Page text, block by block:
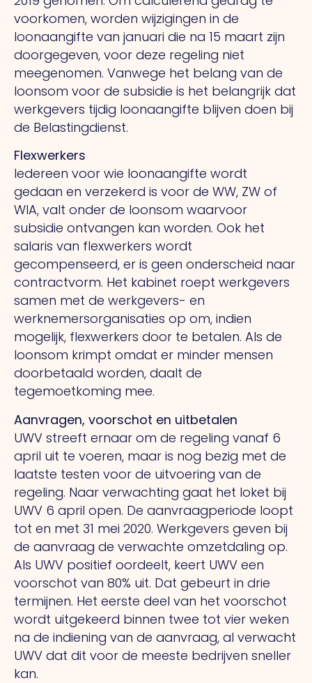
voorkomen, worden wijzigingen in de
loonaangifte van januari die na 15 maart zijn
doorgegeven, voor deze regeling niet
meegenomen. Vanwege het belang van de
loonsom voor de subsidie is het belangrijk dat
werkgevers tijdig loonaangifte blijven doen bij
de Belastingdienst.
Flexwerkers
Iedereen voor wie loonaangifte wordt
gedaan en verzekerd is voor de WW, ZW of
WIA, valt onder de loonsom waarvoor
subsidie ontvangen kan worden. Ook het
salaris van flexwerkers wordt
gecompenseerd, er is geen onderscheid naar
contractvorm. Het kabinet roept werkgevers
samen met de werkgevers- en
werknemersorganisaties op om, indien
mogelijk, flexwerkers door te betalen. Als de
loonsom krimpt omdat er minder mensen
doorbetaald worden, daalt de
tegemoetkoming mee.
Aanvragen, voorschot en uitbetalen
UWV streeft ernaar om de regeling vanaf 6
april uit te voeren, maar is nog bezig met de
laatste testen voor de uitvoering van de
regeling. Naar verwachting gaat het loket bij
UWV 6 april open. De aanvraagperiode loopt
tot en met 31 mei 2020. Werkgevers geven bij
de aanvraag de verwachte omzetdaling op.
Als UWV positief oordeelt, keert UWV een
voorschot van 80% uit. Dat gebeurt in drie
termijnen. Het eerste deel van het voorschot
wordt uitgekeerd binnen twee tot vier weken
na de indiening van de aanvraag, al verwacht
UWV dat dit voor de meeste bedrijven sneller
kan.